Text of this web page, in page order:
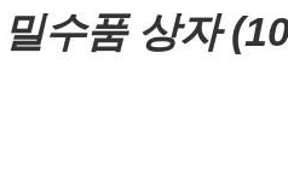
수품 상자